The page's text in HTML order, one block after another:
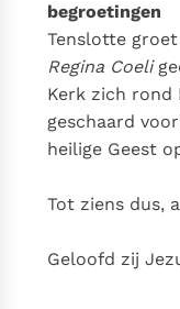
begroetingen
Tenslotte
Regina Coeli
Kerk zich rond
geschaard
heilige Geest
Tot ziens dus,
Geloofd zij